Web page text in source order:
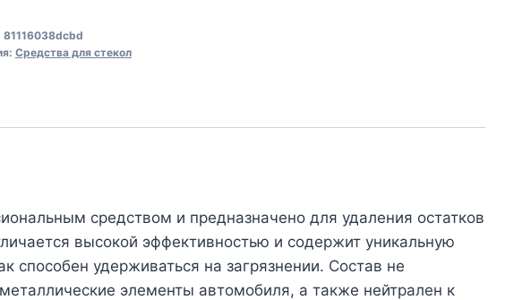
81116038dcbd
Средства для стекол
средством и предназначено для удаления остатков
высокой эффективностью и содержит уникальную
способен удерживаться на загрязнении. Состав не
элементы автомобиля, а также нейтрален к